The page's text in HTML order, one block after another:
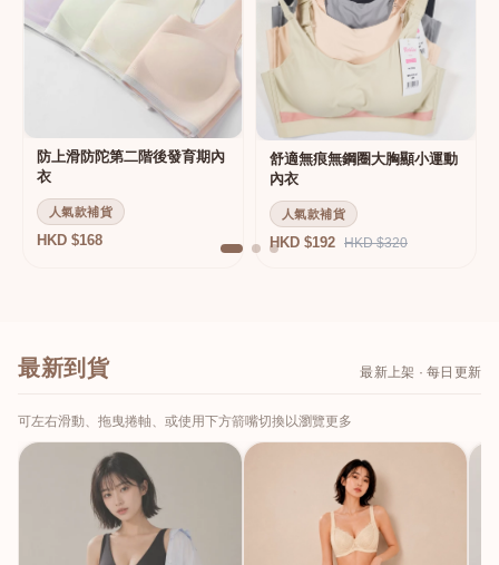
防上滑防陀第二階後發育期內
衣
人氣款補貨
HKD $168
舒適無痕無鋼圈大胸顯小運動
內衣
人氣款補貨
HKD $192 HKD $320
最新到貨 最新上架 · 每日更新
可左右滑動、拖曳捲軸、或使用下方箭嘴切換以瀏覽更多